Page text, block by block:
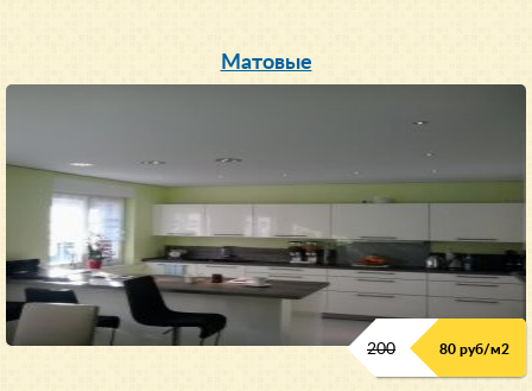
Матовые
200 80 руб/м2